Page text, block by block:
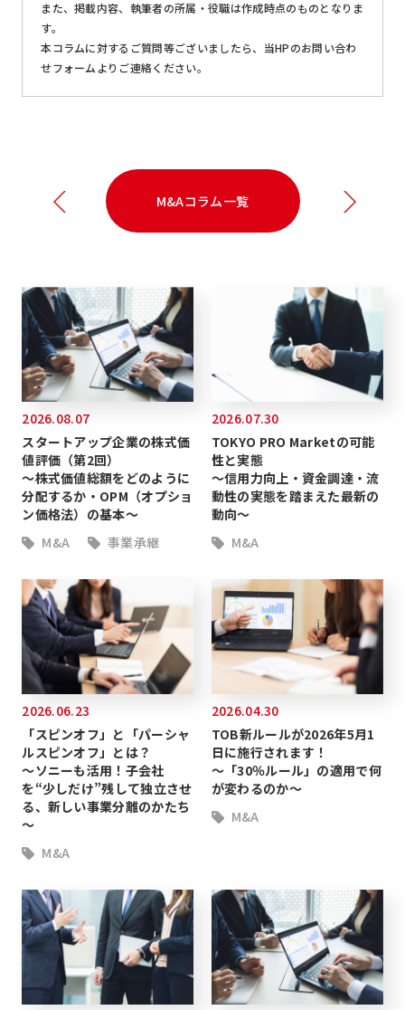
また、掲載内容、執筆者の所属・役職は作成時点のものとなりま
す。
本コラムに対するご質問等ございましたら、当HPのお問い合わ
せフォームよりご連絡ください。
M&Aコラム一覧
2026.08.07
スタートアップ企業の株式価
値評価（第2回）
～株式価値総額をどのように
分配するか・OPM（オプショ
ン価格法）の基本～
M&A
事業承継
2026.07.30
TOKYO PRO Marketの可能
性と実態
～信用力向上・資金調達・流
動性の実態を踏まえた最新の
動向～
M&A
2026.06.23
「スピンオフ」と「パーシャ
ルスピンオフ」とは？
～ソニーも活用！子会社
を“少しだけ”残して独立させ
る、新しい事業分離のかたち
～
M&A
2026.04.30
TOB新ルールが2026年5月1
日に施行されます！
～「30％ルール」の適用で何
が変わるのか～
M&A